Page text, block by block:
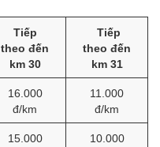
Tiếp
theo đến
km 30
Tiếp
theo đến
km 31
16.000
đ/km
11.000
đ/km
15.000
10.000